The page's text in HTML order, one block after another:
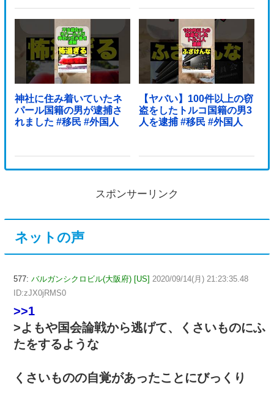
神社に住み着いていたネ
パール国籍の男が逮捕さ
れました #移民 #外国人
【ヤバい】100件以上の窃
盗をしたトルコ国籍の男3
人を逮捕 #移民 #外国人
スポンサーリンク
ネットの声
577: バルガンシクロビル(大阪府) [US] 2020/09/14(月) 21:23:35.48
ID:zJX0jRMS0
>>1
>よもや国会論戦から逃げて、くさいものにふ
たをするような
くさいものの自覚があったことにびっくり